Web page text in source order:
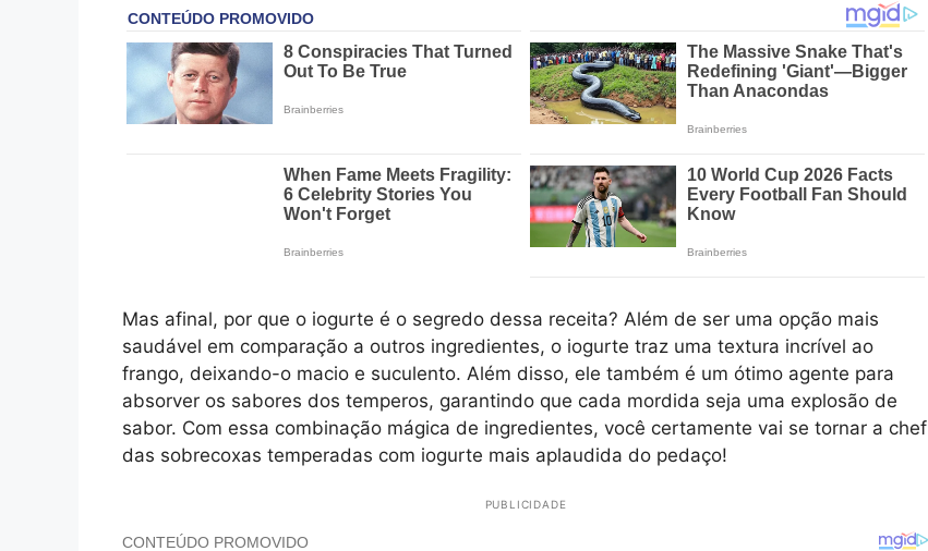
Mas afinal, por que o iogurte é o segredo dessa receita? Além de ser uma opção mais
saudável em comparação a outros ingredientes, o iogurte traz uma textura incrível ao
frango, deixando-o macio e suculento. Além disso, ele também é um ótimo agente para
absorver os sabores dos temperos, garantindo que cada mordida seja uma explosão de
sabor. Com essa combinação mágica de ingredientes, você certamente vai se tornar a chef
das sobrecoxas temperadas com iogurte mais aplaudida do pedaço!
PUBLICIDADE